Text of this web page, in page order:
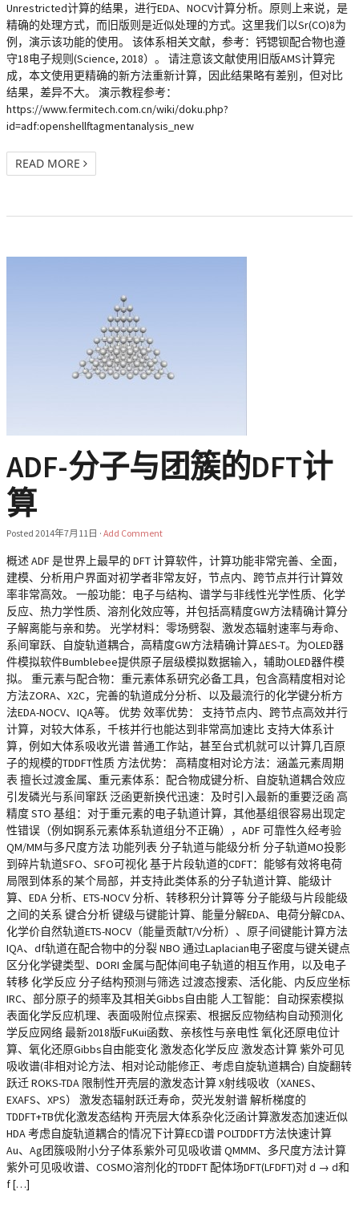
Unrestricted计算的结果，进行EDA、NOCV计算分析。原则上来说，是
精确的处理方式，而旧版则是近似处理的方式。这里我们以Sr(CO)8为
例，演示该功能的使用。 该体系相关文献，参考：钙锶钡配合物也遵
守18电子规则(Science, 2018）。 请注意该文献使用旧版AMS计算完
成，本文使用更精确的新方法重新计算，因此结果略有差别，但对比
结果，差异不大。 演示教程参考：
https://www.fermitech.com.cn/wiki/doku.php?
id=adf:openshellftagmentanalysis_new
READ MORE
ADF-分子与团簇的DFT计
算
Posted 2014年7月11日 · Add Comment
概述 ADF 是世界上最早的 DFT 计算软件，计算功能非常完善、全面，
建模、分析用户界面对初学者非常友好，节点内、跨节点并行计算效
率非常高效。 一般功能：电子与结构、谱学与非线性光学性质、化学
反应、热力学性质、溶剂化效应等，并包括高精度GW方法精确计算分
子解离能与亲和势。 光学材料：零场劈裂、激发态辐射速率与寿命、
系间窜跃、自旋轨道耦合，高精度GW方法精确计算ΔES-T。为OLED器
件模拟软件Bumblebee提供原子层级模拟数据输入，辅助OLED器件模
拟。 重元素与配合物：重元素体系研究必备工具，包含高精度相对论
方法ZORA、X2C，完善的轨道成分分析、以及最流行的化学键分析方
法EDA-NOCV、IQA等。 优势 效率优势： 支持节点内、跨节点高效并行
计算，对较大体系，千核并行也能达到非常高加速比 支持大体系计
算，例如大体系吸收光谱 普通工作站，甚至台式机就可以计算几百原
子的规模的TDDFT性质 方法优势： 高精度相对论方法：涵盖元素周期
表 擅长过渡金属、重元素体系：配合物成键分析、自旋轨道耦合效应
引发磷光与系间窜跃 泛函更新换代迅速：及时引入最新的重要泛函 高
精度 STO 基组：对于重元素的电子轨道计算，其他基组很容易出现定
性错误（例如锕系元素体系轨道组分不正确），ADF 可靠性久经考验
QM/MM与多尺度方法 功能列表 分子轨道与能级分析 分子轨道MO投影
到碎片轨道SFO、SFO可视化 基于片段轨道的CDFT：能够有效将电荷
局限到体系的某个局部，并支持此类体系的分子轨道计算、能级计
算、EDA 分析、ETS-NOCV 分析、转移积分计算等 分子能级与片段能级
之间的关系 键合分析 键级与键能计算、能量分解EDA、电荷分解CDA、
化学价自然轨道ETS-NOCV（能量贡献T/V分析）、原子间键能计算方法
IQA、df轨道在配合物中的分裂 NBO 通过Laplacian电子密度与键关键点
区分化学键类型、DORI 金属与配体间电子轨道的相互作用，以及电子
转移 化学反应 分子结构预测与筛选 过渡态搜索、活化能、内反应坐标
IRC、部分原子的频率及其相关Gibbs自由能 人工智能：自动探索模拟
表面化学反应机理、表面吸附位点探索、根据反应物结构自动预测化
学反应网络 最新2018版FuKui函数、亲核性与亲电性 氧化还原电位计
算、氧化还原Gibbs自由能变化 激发态化学反应 激发态计算 紫外可见
吸收谱(非相对论方法、相对论动能修正、考虑自旋轨道耦合) 自旋翻转
跃迁 ROKS-TDA 限制性开壳层的激发态计算 X射线吸收（XANES、
EXAFS、XPS） 激发态辐射跃迁寿命，荧光发射谱 解析梯度的
TDDFT+TB优化激发态结构 开壳层大体系杂化泛函计算激发态加速近似
HDA 考虑自旋轨道耦合的情况下计算ECD谱 POLTDDFT方法快速计算
Au、Ag团簇吸附小分子体系紫外可见吸收谱 QMMM、多尺度方法计算
紫外可见吸收谱、COSMO溶剂化的TDDFT 配体场DFT(LFDFT)对 d → d和
f […]